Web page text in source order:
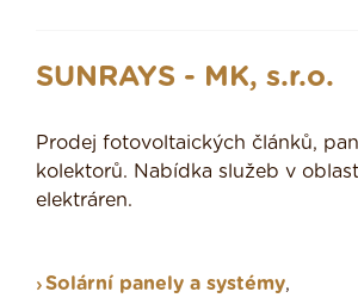
SUNRAYS - MK, s.r.o.
Prodej fotovoltaických článků,
kolektorů. Nabídka služeb v
elektráren.
Solární panely a systémy,